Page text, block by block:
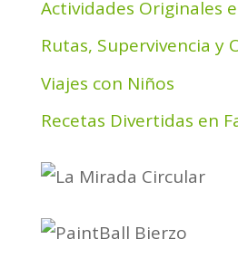
Actividades Originales
Rutas, Supervivencia y
Viajes con Niños
Recetas Divertidas en